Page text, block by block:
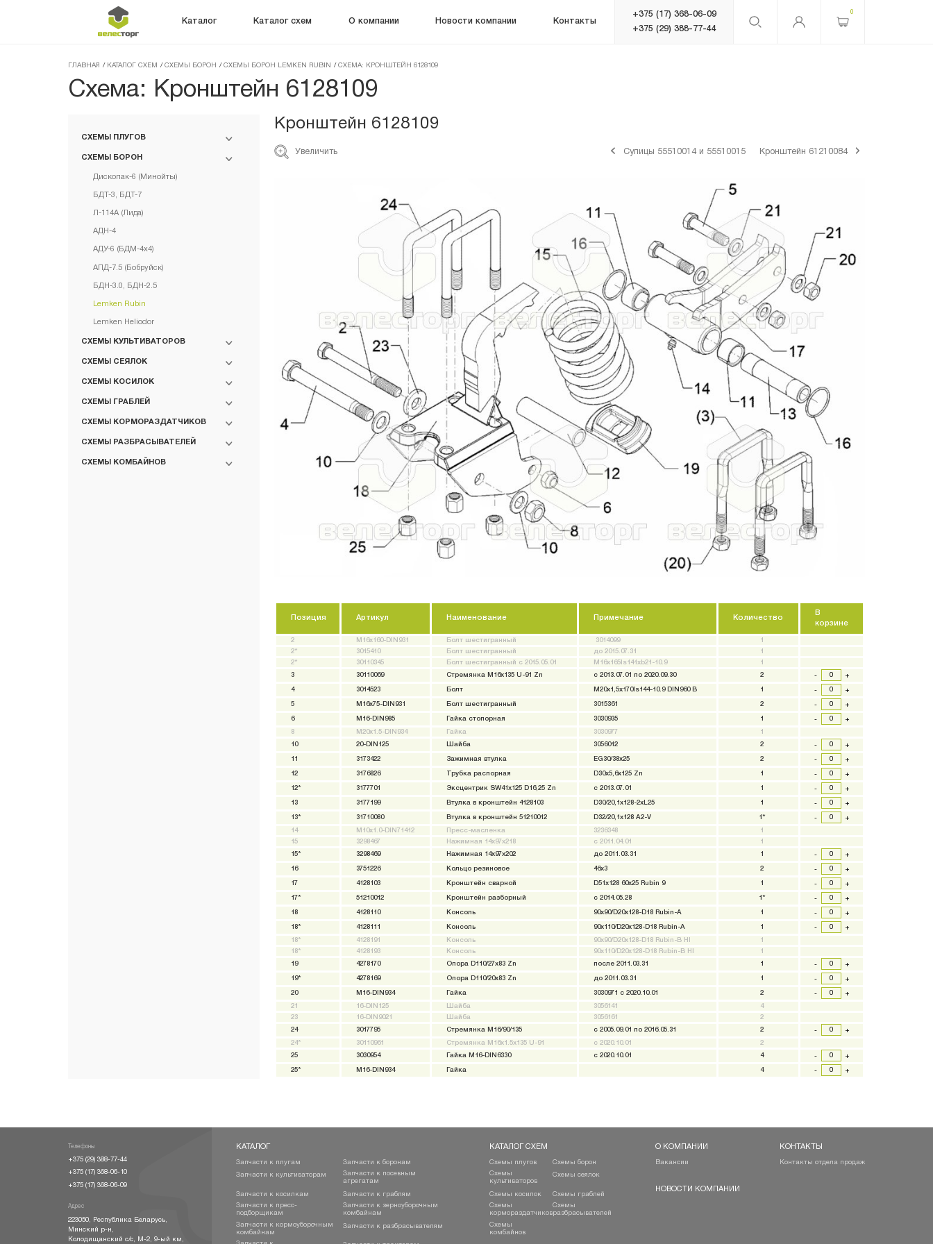
Каталог Каталог схем О компании Новости компании Контакты
+375 (17) 368-06-09
+375 (29) 388-77-44
0
ГЛАВНАЯ / КАТАЛОГ СХЕМ / СХЕМЫ БОРОН / СХЕМЫ БОРОН LEMKEN RUBIN / СХЕМА: КРОНШТЕЙН 6128109
Схема: Кронштейн 6128109
СХЕМЫ ПЛУГОВ
СХЕМЫ БОРОН
Дископак-6 (Минойты)
БДТ-3, БДТ-7
Л-114А (Лида)
АДН-4
АДУ-6 (БДМ-4х4)
АПД-7.5 (Бобруйск)
БДН-3.0, БДН-2.5
Lemken Rubin
Lemken Heliodor
СХЕМЫ КУЛЬТИВАТОРОВ
СХЕМЫ СЕЯЛОК
СХЕМЫ КОСИЛОК
СХЕМЫ ГРАБЛЕЙ
СХЕМЫ КОРМОРАЗДАТЧИКОВ
СХЕМЫ РАЗБРАСЫВАТЕЛЕЙ
СХЕМЫ КОМБАЙНОВ
Кронштейн 6128109
Увеличить Супицы 55510014 и 55510015 Кронштейн 61210084
-
+
-
+
-
-
-
- +
- +
- +
+
+
- +
Позиция Артикул Наименование Примечание Количество
В
корзине
2 M16x160-DIN931 Болт шестигранный 3014099
1
2*
3015410 Болт шестигранный до 2015.07.31
1
2*
30110345 Болт шестигранный с 2015.05.01 M16x165ls141xb21-10.9
1
3
30110069 Стремянка M16x135 U-91 Zn с 2013.07.01 по 2020.09.30 2 - +
4 3014523 Болт M20x1,5x170ls144-10.9 DIN960 B 1 - +
5 M16x75-DIN931 Болт шестигранный 3015361 2 - +
6 M16-DIN985 Гайка стопорная 3030935 1 -
+
8
M20x1.5-DIN934 Гайка 3030977
1
10
20-DIN125 Шайба 3056012 2 - +
11 3173422 Зажимная втулка EG30/38x25 2 - +
12 3176826 Трубка распорная D30x5,6x125 Zn 1 - +
12* 3177701 Эксцентрик SW41x125 D16,25 Zn с 2013.07.01 1 - +
13 3177199 Втулка в кронштейн 4128103 D30/20,1x128-2xL25 1 - +
13* 31710080 Втулка в кронштейн 51210012 D32/20,1x128 A2-V 1* -
+
14
M10x1.0-DIN71412 Пресс-масленка 3236348
1
15
3298467 Нажимная 14x97x218 с 2011.04.01
1
15*
3298469 Нажимная 14x97x202 до 2011.03.31 1 - +
16 3751226 Кольцо резиновое 46x3 2 - +
17 4128103 Кронштейн сварной D51x128 60x25 Rubin 9 1 - +
17* 51210012 Кронштейн разборный с 2014.05.28 1* - +
18 4128110 Консоль 90x90/D20x128-D18 Rubin-A 1 - +
18* 4128111 Консоль 90x110/D20x128-D18 Rubin-A 1 -
+
18*
4128191 Консоль 90x90/D20x128-D18 Rubin-B HI
1
18*
4128193 Консоль 90x110/D20x128-D18 Rubin-B HI
1
19
4278170 Опора D110/27x83 Zn после 2011.03.31 1 - +
19* 4278169 Опора D110/20x83 Zn до 2011.03.31 1 - +
20 M16-DIN934 Гайка 3030971 с 2020.10.01 2 -
+
21
16-DIN125 Шайба 3056141
4
23
16-DIN9021 Шайба 3056161
2
24
3017795 Стремянка M16/90/135 с 2005.09.01 по 2016.05.31 2 -
+
24*
30110961 Стремянка M16x1.5x135 U-91 с 2020.10.01
2
25
3030954 Гайка M16-DIN6330 с 2020.10.01 4 - +
25* M16-DIN934 Гайка 4 - +
Телефоны
+375 (29) 388-77-44
+375 (17) 368-06-10
+375 (17) 368-06-09
Адрес
223050 Республика Беларусь
Минский р-н
Колодищанский с/с, М-2, 9-ый км,
КАТАЛОГ
Запчасти к плугам Запчасти к боронам
Запчасти к культиваторам
Запчасти к посевным
агрегатам
Запчасти к косилкам
Запчасти к граблям
Запчасти к пресс-
подборщикам
Запчасти к зерноуборочным
комбайнам
Запчасти к кормоуборочным
комбайнам
Запчасти к разбрасывателям
КАТАЛОГ СХЕМ
Схемы плугов
Схемы борон
Схемы
культиваторов
Схемы сеялок
Схемы косилок
Схемы граблей
Схемы
кормораздатчиков
Схемы
разбрасывателей
Схемы
комбайнов
О КОМПАНИИ
Вакансии
НОВОСТИ КОМПАНИИ
КОНТАКТЫ
Контакты отдела продаж